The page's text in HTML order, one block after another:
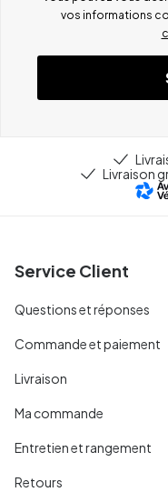
vos informations
Livraison
Service Client
Questions et réponses
Commande et paiement
Livraison
Ma commande
Entretien et rangement
Retours